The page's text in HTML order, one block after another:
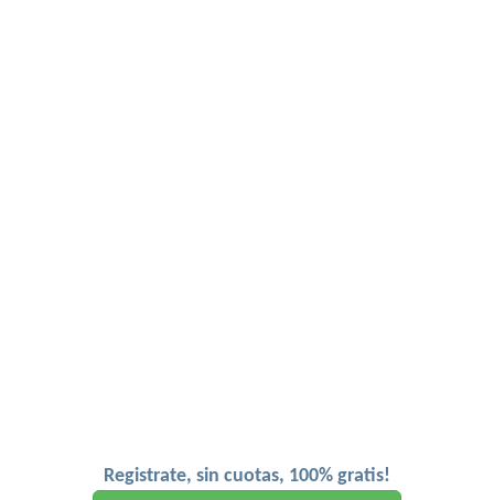
Registrate, sin cuotas, 100% gratis!